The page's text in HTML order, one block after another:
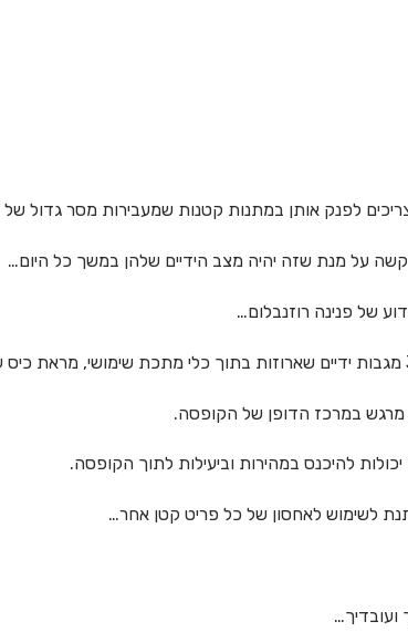
לפנק אותן במתנות קטנות שמעבירות מסר גדול
קשה על מנת שזה יהיה מצב הידיים שלהן במשך כל היום…
של פנינה רוזנבלום…
מרגש במרכז הדופן של הקופסה.
להיכנס במהירות וביעילות לתוך הקופסה.
לשימוש לאחסון של כל פריט קטן אחר…